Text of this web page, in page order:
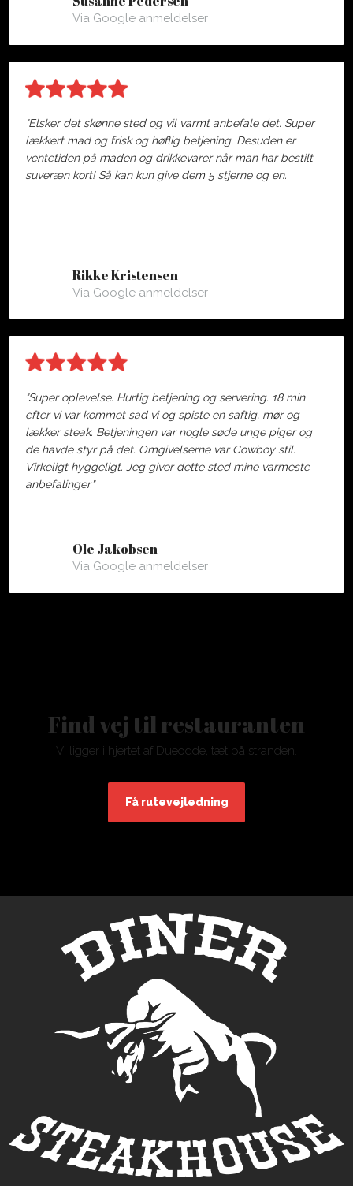
Via Google anmeldelser
"Elsker det skønne sted og vil varmt anbefale det. Super
lækkert mad og frisk og høflig betjening. Desuden er
ventetiden på maden og drikkevarer når man har bestilt
suveræn kort! Så kan kun give dem 5 stjerne og en.
Rikke Kristensen
Via Google anmeldelser
"Super oplevelse. Hurtig betjening og servering. 18 min
efter vi var kommet sad vi og spiste en saftig, mør og
lækker steak. Betjeningen var nogle søde unge piger og
de havde styr på det. Omgivelserne var Cowboy stil.
Virkeligt hyggeligt. Jeg giver dette sted mine varmeste
anbefalinger."
Ole Jakobsen
Via Google anmeldelser
​Find vej til restauranten
Vi ligger i hjertet af Dueodde, tæt på stranden.
Få rutevejledning​